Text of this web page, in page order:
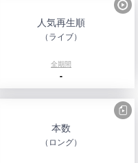
人気再生順
（ライブ）
全期間
-
本数
（ロング）